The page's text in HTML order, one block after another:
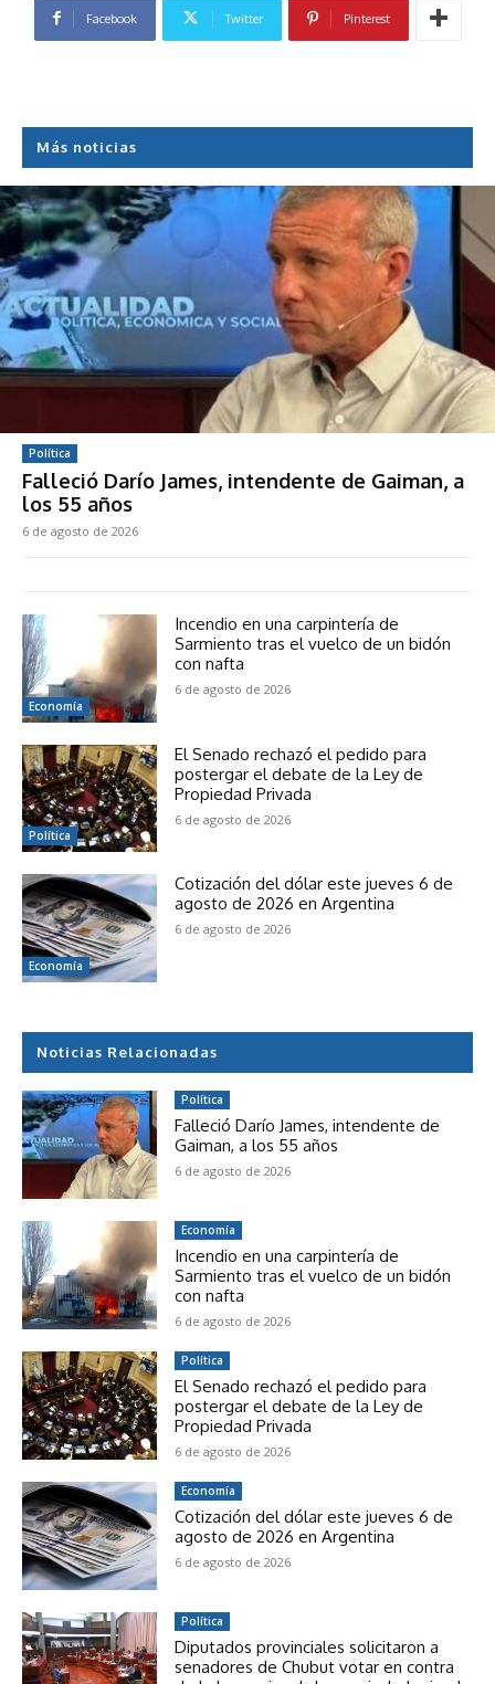
Facebook Twitter Pinterest
Más noticias
Política
Falleció Darío James, intendente de Gaiman, a
los 55 años
6 de agosto de 2026
Economía
Incendio en una carpintería de
Sarmiento tras el vuelco de un bidón
con nafta
6 de agosto de 2026
Política
El Senado rechazó el pedido para
postergar el debate de la Ley de
Propiedad Privada
6 de agosto de 2026
Economía
Cotización del dólar este jueves 6 de
agosto de 2026 en Argentina
6 de agosto de 2026
Noticias Relacionadas
Política
Falleció Darío James, intendente de
Gaiman, a los 55 años
6 de agosto de 2026
Economía
Incendio en una carpintería de
Sarmiento tras el vuelco de un bidón
con nafta
6 de agosto de 2026
Política
El Senado rechazó el pedido para
postergar el debate de la Ley de
Propiedad Privada
6 de agosto de 2026
Economía
Cotización del dólar este jueves 6 de
agosto de 2026 en Argentina
6 de agosto de 2026
Política
Diputados provinciales solicitaron a
senadores de Chubut votar en contra